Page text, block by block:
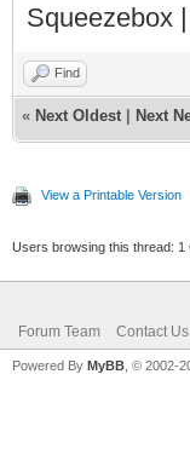
Squeezebox
Find
« Next Oldest Next
View a Printable Version
Users browsing this thread: 1
Forum Team Contact Us
Powered By MyBB , © 2002-